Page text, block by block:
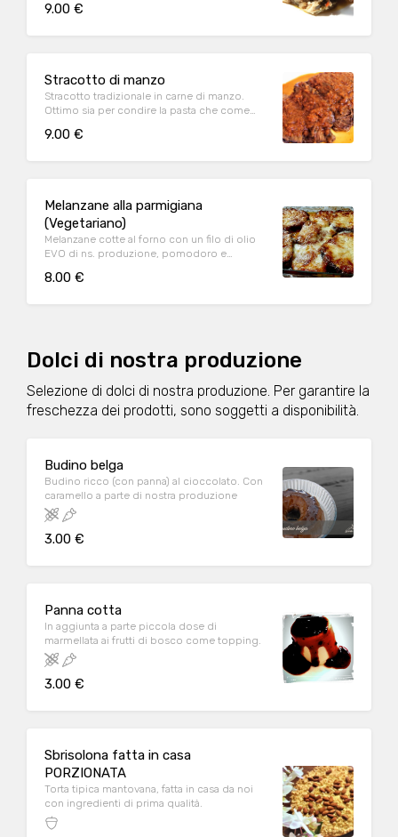
9.00 €
Stracotto di manzo
Stracotto tradizionale in carne di manzo.
Ottimo sia per condire la pasta che come
9.00 €
Melanzane alla parmigiana
(Vegetariano)
Melanzane cotte al forno con un filo di olio
EVO di ns. produzione, pomodoro e
8.00 €
Dolci di nostra produzione
Selezione di dolci di nostra produzione. Per garantire la
freschezza dei prodotti, sono soggetti a disponibilità.
Budino belga
Budino ricco (con panna) al cioccolato. Con
caramello a parte di nostra produzione
3.00 €
Panna cotta
In aggiunta a parte piccola dose di
marmellata ai frutti di bosco come topping.
3.00 €
Sbrisolona fatta in casa
PORZIONATA
Torta tipica mantovana, fatta in casa da noi
con ingredienti di prima qualità.